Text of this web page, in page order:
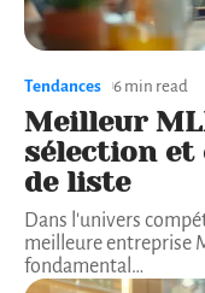
Tendances 6 min read
Meilleur
sélection et
de liste
Dans l'univers
meilleure entreprise
fondamental …